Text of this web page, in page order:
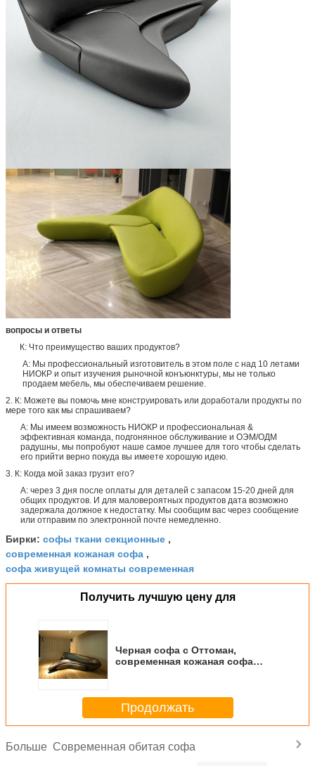
вопросы и ответы
К: Что преимущество ваших продуктов?
А: Мы профессиональный изготовитель в этом поле с над 10 летами
НИОКР и опыт изучения рыночной конъюнктуры, мы не только
продаем мебель, мы обеспечиваем решение.
2. К: Можете вы помочь мне конструировать или доработали продукты по
мере того как мы спрашиваем?
А: Мы имеем возможность НИОКР и профессиональная &
эффективная команда, подгонянное обслуживание и ОЭМ/ОДМ
радушны, мы попробуют наше самое лучшее для того чтобы сделать
его прийти верно покуда вы имеете хорошую идею.
3. К: Когда мой заказ грузит его?
А: через 3 дня после оплаты для деталей с запасом 15-20 дней для
общих продуктов. И для маловероятных продуктов дата возможно
задержала должное к недостатку. Мы сообщим вас через сообщение
или отправим по электронной почте немедленно.
Бирки: софы ткани секционные ,
современная кожаная софа ,
софа живущей комнаты современная
Получить лучшую цену для
Черная софа с Оттоман,
современная кожаная софа
Продолжать
Больше Современная обитая софа